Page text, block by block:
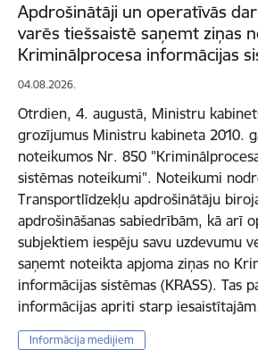
Apdrošinātāji un operatīvās
varēs tiešsaistē saņemt ziņas
Kriminālprocesa informācijas
04.08.2026.
Otrdien, 4. augustā, Ministru
grozījumus Ministru kabineta 2010.
noteikumos Nr. 850
sistēmas noteikumi". Noteikumi
Transportlīdzekļu apdrošinātāju
apdrošināšanas sabiedrībām, kā arī
subjektiem iespēju savu uzdevumu
saņemt noteikta apjoma ziņas no
informācijas sistēmas (KRASS). Tas
informācijas apriti starp
Informācija medijiem